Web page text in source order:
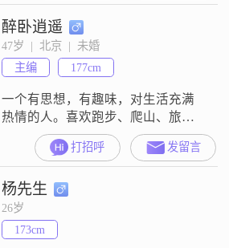
但足以让我过上稳定的生活。我性
格稳重可靠，做事自信果断，面对
生活中的各种挑战，总能保持乐观
积极的态度。我认为成熟稳重是非
常重要的品质，这让我在处理问题
时能够更加冷静和理智。我对待感
情
醉卧逍遥
47岁  |  北京  |  未婚
主编
177cm
一个有思想，有趣味，对生活充满
热情的人。喜欢跑步、爬山、旅
行，热衷在城市小巷和乡村田野漫
步，对风景与美食有着浓厚的兴
致，同时也享受打扫卫生，做饭等
家务小事的乐趣……有规律的运动
习惯，日常跑步10公里起；阅读量
和信息量积累较大，涉猎广泛，能
和大多数人找到共同话题；会因为
打招呼 发留言
杨先生
26岁
173cm